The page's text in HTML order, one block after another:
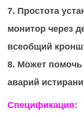
7. Простота
монитор через
всеобщий
8. Может помочь
аварий
Спецификация: